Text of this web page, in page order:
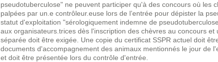
pseudotuberculose" ne peuvent participer qu'à des concours où les
palpées par un.e contrôleur.euse lors de l’entrée pour dépister la
statut d'exploitation "sérologiquement indemne de
aux organisateurs.trices dès l'inscription des chèvres au concours et
séparée doit être exigée. Une copie du certificat SSPR actuel doit
documents d'accompagnement des animaux mentionnés le jour de
et doit être présentée lors du contrôle d'entrée.